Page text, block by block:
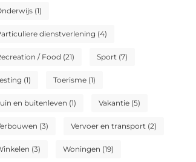
(1)
dienstverlening (4)
/ Food (21) Sport (7)
(1) Toerisme (1)
en buitenleven (1) Vakantie (5)
(3) Vervoer en transport (2)
(3) Woningen (19)